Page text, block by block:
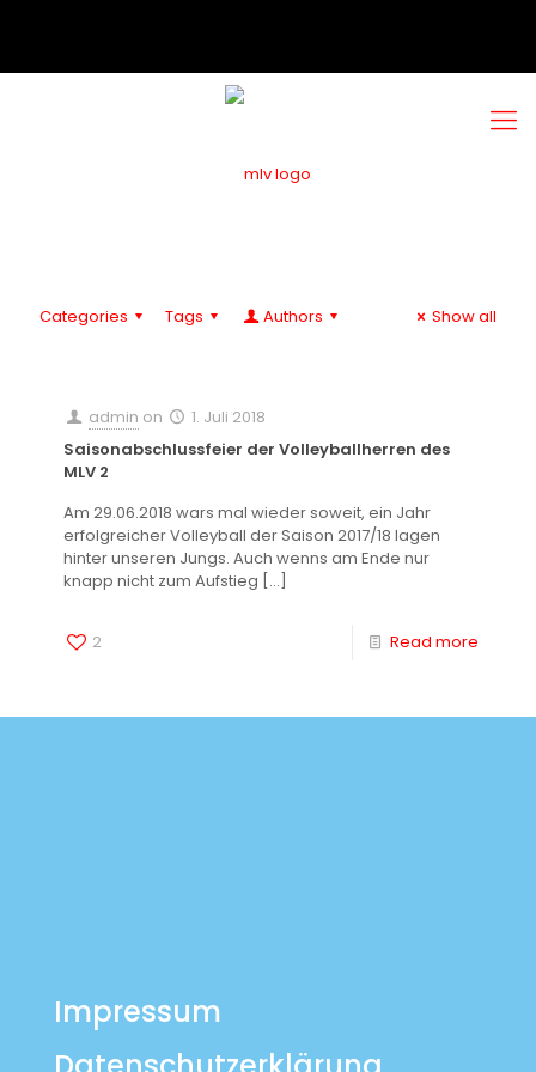
Categories Tags Authors Show all
admin on
1. Juli 2018
Saisonabschlussfeier der Volleyballherren des
MLV 2
Am 29.06.2018 wars mal wieder soweit, ein Jahr
erfolgreicher Volleyball der Saison 2017/18 lagen
hinter unseren Jungs. Auch wenns am Ende nur
knapp nicht zum Aufstieg […]
2 Read more
Impressum